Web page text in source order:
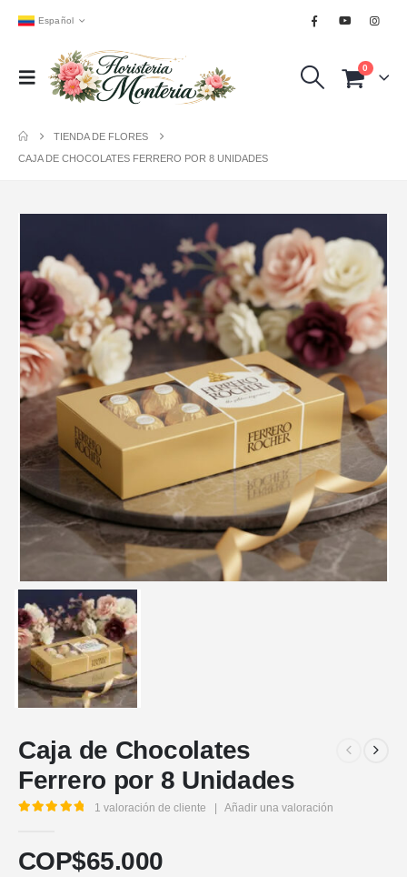
Español
0
TIENDA DE FLORES
CAJA DE CHOCOLATES FERRERO POR 8 UNIDADES
Caja de Chocolates
Ferrero por 8 Unidades
1 valoración de cliente Añadir una valoración
COP$65.000